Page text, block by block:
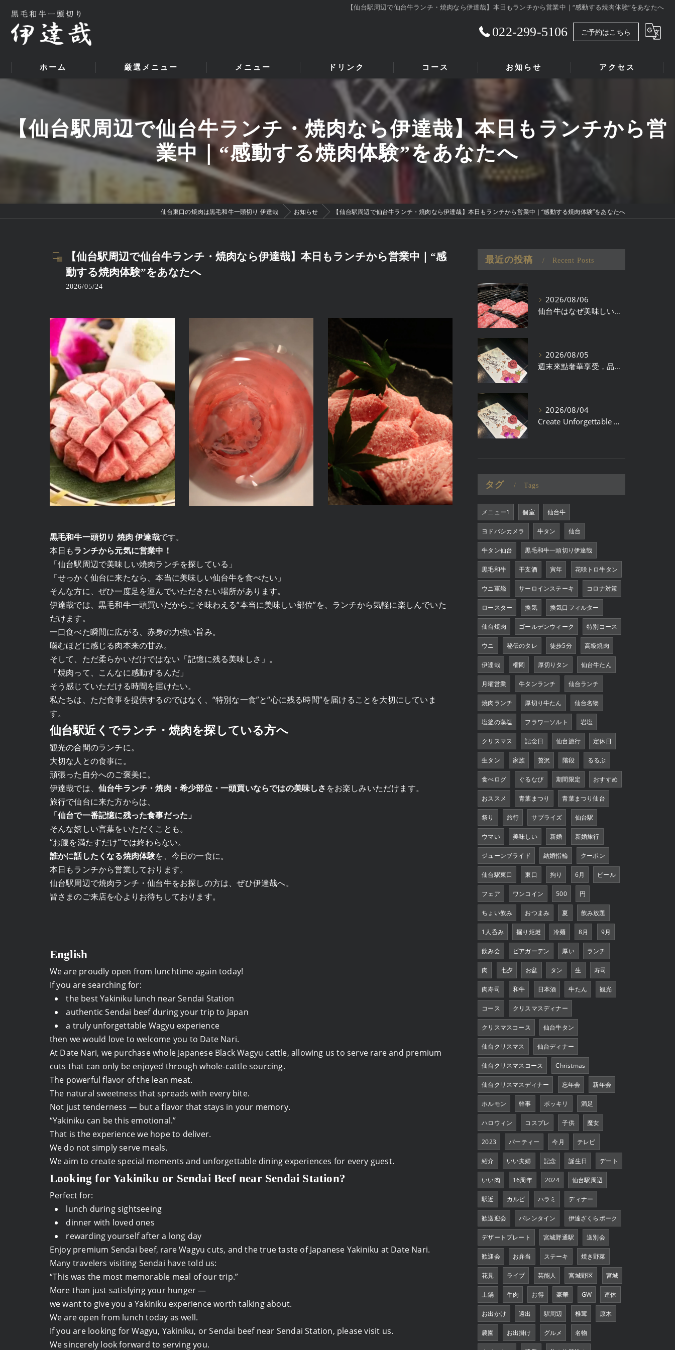
【仙台駅周辺で仙台牛ランチ・焼肉なら伊達哉】本日もランチから営業中｜“感動する焼肉体験”をあなたへ
022-299-5106 ご予約はこちら
ホーム 厳選メニュー メニュー ドリンク コース お知らせ アクセス
【仙台駅周辺で仙台牛ランチ・焼肉なら伊達哉】本日もランチから営
業中｜“感動する焼肉体験”をあなたへ
仙台東口の焼肉は黒毛和牛一頭切り 伊達哉 お知らせ 【仙台駅周辺で仙台牛ランチ・焼肉なら伊達哉】本日もランチから営業中｜“感動する焼肉体験”をあなたへ
【仙台駅周辺で仙台牛ランチ・焼肉なら伊達哉】本日もランチから営業中｜“感
動する焼肉体験”をあなたへ
2026/05/24
黒毛和牛一頭切り 焼肉 伊達哉です。
本日もランチから元気に営業中！
「仙台駅周辺で美味しい焼肉ランチを探している」
「せっかく仙台に来たなら、本当に美味しい仙台牛を食べたい」
そんな方に、ぜひ一度足を運んでいただきたい場所があります。
伊達哉では、黒毛和牛一頭買いだからこそ味わえる“本当に美味しい部位”を、ランチから気軽に楽しんでいた
だけます。
一口食べた瞬間に広がる、赤身の力強い旨み。
噛むほどに感じる肉本来の甘み。
そして、ただ柔らかいだけではない「記憶に残る美味しさ」。
「焼肉って、こんなに感動するんだ」
そう感じていただける時間を届けたい。
私たちは、ただ食事を提供するのではなく、“特別な一食”と“心に残る時間”を届けることを大切にしていま
す。
仙台駅近くでランチ・焼肉を探している方へ
観光の合間のランチに。
大切な人との食事に。
頑張った自分へのご褒美に。
伊達哉では、仙台牛ランチ・焼肉・希少部位・一頭買いならではの美味しさ をお楽しみいただけます。
旅行で仙台に来た方からは、
「仙台で一番記憶に残った食事だった」
そんな嬉しい言葉をいただくことも。
“お腹を満たすだけ”では終わらない。
誰かに話したくなる焼肉体験を、今日の一食に。
本日もランチから営業しております。
仙台駅周辺で焼肉ランチ・仙台牛をお探しの方は、ぜひ伊達哉へ。
皆さまのご来店を心よりお待ちしております。
English
We are proudly open from lunchtime again today!
If you are searching for:
the best Yakiniku lunch near Sendai Station
authentic Sendai beef during your trip to Japan
a truly unforgettable Wagyu experience
then we would love to welcome you to Date Nari.
At Date Nari, we purchase whole Japanese Black Wagyu cattle, allowing us to serve rare and premium
cuts that can only be enjoyed through whole-cattle sourcing.
The powerful flavor of the lean meat.
The natural sweetness that spreads with every bite.
Not just tenderness — but a flavor that stays in your memory.
“Yakiniku can be this emotional.”
That is the experience we hope to deliver.
We do not simply serve meals.
We aim to create special moments and unforgettable dining experiences for every guest.
Looking for Yakiniku or Sendai Beef near Sendai Station?
Perfect for:
lunch during sightseeing
dinner with loved ones
rewarding yourself after a long day
Enjoy premium Sendai beef, rare Wagyu cuts, and the true taste of Japanese Yakiniku at Date Nari.
Many travelers visiting Sendai have told us:
“This was the most memorable meal of our trip.”
More than just satisfying your hunger —
we want to give you a Yakiniku experience worth talking about.
We are open from lunch today as well.
If you are looking for Wagyu, Yakiniku, or Sendai beef near Sendai Station, please visit us.
We sincerely look forward to serving you.
最近の投稿 Recent Posts
2026/08/06
仙台牛はなぜ美味しい？ブランド牛として選ばれる理由
2026/08/05
週末來點奢華享受，品味仙台牛的精緻午餐時光
2026/08/04
Create Unforgettable Memories with Your Loved One Over Premium Sendai Beef
タグ Tags
メニュー1 個室 仙台牛
ヨドバシカメラ 牛タン 仙台
牛タン仙台 黒毛和牛一頭切り伊達哉
黒毛和牛 干支酒 寅年 花咲トロ牛タン
ウニ軍艦 サーロインステーキ コロナ対策
ロースター 換気 換気口フィルター
仙台焼肉 ゴールデンウィーク 特別コース
ウニ 秘伝のタレ 徒歩5分 高級焼肉
伊達哉 榴岡 厚切りタン 仙台牛たん
月曜営業 牛タンランチ 仙台ランチ
焼肉ランチ 厚切り牛たん 仙台名物
塩釜の藻塩 フラワーソルト 岩塩
クリスマス 記念日 仙台旅行 定休日
生タン 家族 贅沢 階段 るるぶ
食べログ ぐるなび 期間限定 おすすめ
おススメ 青葉まつり 青葉まつり仙台
祭り 旅行 サプライズ 仙台駅
ウマい 美味しい 新婚 新婚旅行
ジューンブライド 結婚指輪 クーポン
仙台駅東口 東口 拘り 6月 ビール
フェア ワンコイン 500 円
ちょい飲み おつまみ 夏 飲み放題
1人呑み 掘り炬燵 冷麺 8月 9月
飲み会 ビアガーデン 厚い ランチ
肉 七夕 お盆 タン 生 寿司
肉寿司 和牛 日本酒 牛たん 観光
コース クリスマスディナー
クリスマスコース 仙台牛タン
仙台クリスマス 仙台ディナー
仙台クリスマスコース Christmas
仙台クリスマスディナー 忘年会 新年会
ホルモン 幹事 ポッキリ 満足
ハロウィン コスプレ 子供 魔女
2023 パーティー 今月 テレビ
紹介 いい夫婦 記念 誕生日 デート
いい肉 16周年 2024 仙台駅周辺
駅近 カルビ ハラミ ディナー
歓送迎会 バレンタイン 伊達ざくらポーク
デザートプレート 宮城野通駅 送別会
歓迎会 お弁当 ステーキ 焼き野菜
花見 ライブ 芸能人 宮城野区 宮城
土鍋 牛肉 お得 豪華 GW 連休
お出かけ 遠出 駅周辺 椎茸 原木
農園 お出掛け グルメ 名物